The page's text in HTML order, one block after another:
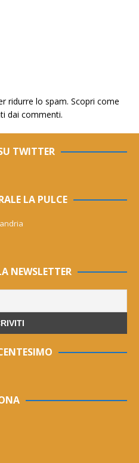
ridurre lo spam. Scopri come
dai commenti.
TWITTER
LA PULCE
NEWSLETTER